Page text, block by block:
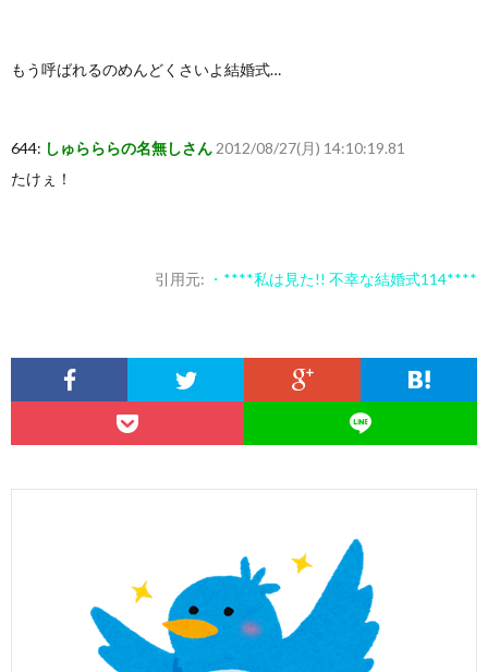
もう呼ばれるのめんどくさいよ結婚式…
644: しゅらららの名無しさん 2012/08/27(月) 14:10:19.81
たけぇ！
引用元: ・****私は見た!! 不幸な結婚式114****